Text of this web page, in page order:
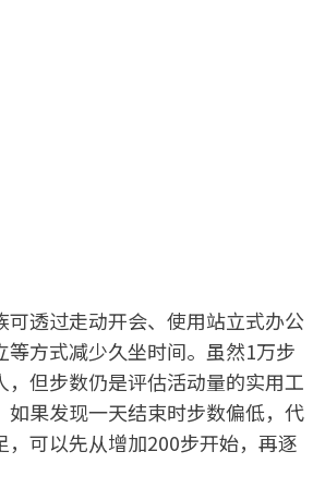
可透过走动开会、使用站立式办公
等方式减少久坐时间。虽然1万步
，但步数仍是评估活动量的实用工
如果发现一天结束时步数偏低，代
，可以先从增加200步开始，再逐